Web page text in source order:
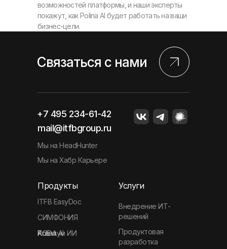
возможностей платформы, и наши эксперты
покажут, как Polina AI будет работать на ваши
бизнес-цели.
Связаться с нами
Услуги
Продукты
ITFB EasyDoc
СИМФОНИЯ
Агентум ИИ
KODA
Polina AI
Мы на HeadHunter
mail@itfbgroup.ru
+7 495 234-61-42
Мы на Хабр Карьере
Продуктовая
разработка
Внедрение ИТ-
решений